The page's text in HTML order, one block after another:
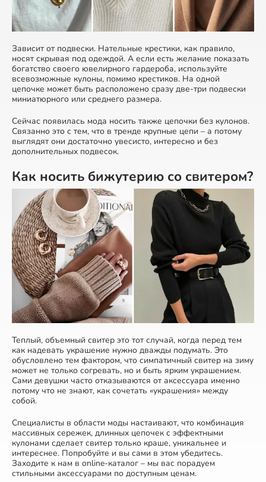
Зависит от подвески. Нательные крестики, как правило,
носят скрывая под одеждой. А если есть желание показать
богатство своего ювелирного гардероба, используйте
всевозможные кулоны, помимо крестиков. На одной
цепочке может быть расположено сразу две-три подвески
миниатюрного или среднего размера.
Сейчас появилась мода носить также цепочки без кулонов.
Связанно это с тем, что в тренде крупные цепи – а потому
выглядят они достаточно увесисто, интересно и без
дополнительных подвесок.
Как носить бижутерию со свитером?
Теплый, объемный свитер это тот случай, когда перед тем
как надевать украшение нужно дважды подумать. Это
обусловлено тем фактором, что симпатичный свитер на зиму
может не только согревать, но и быть ярким украшением.
Сами девушки часто отказываются от аксессуара именно
потому что не знают, как сочетать «украшения» между
собой.
Специалисты в области моды настаивают, что комбинация
массивных сережек, длинных цепочек с эффектными
кулонами сделает свитер только краше, уникальнее и
интереснее. Попробуйте и вы сами в этом убедитесь.
Заходите к нам в online-каталог – мы вас порадуем
стильными аксессуарами по доступным ценам.